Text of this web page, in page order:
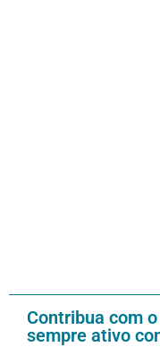
Contribua com
sempre ativo